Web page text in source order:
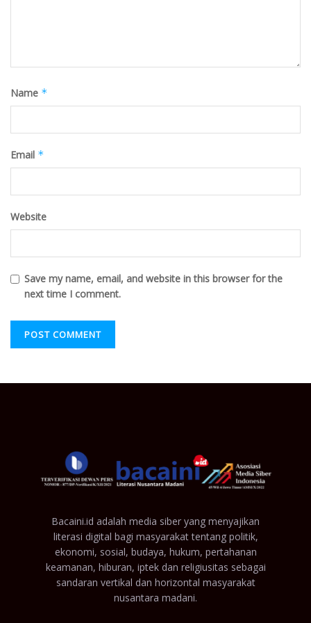
Name *
Email *
Website
Save my name, email, and website in this browser for the
next time I comment.
Bacaini.id adalah media siber yang menyajikan
literasi digital bagi masyarakat tentang politik,
ekonomi, sosial, budaya, hukum, pertahanan
keamanan, hiburan, iptek dan religiusitas sebagai
sandaran vertikal dan horizontal masyarakat
nusantara madani.